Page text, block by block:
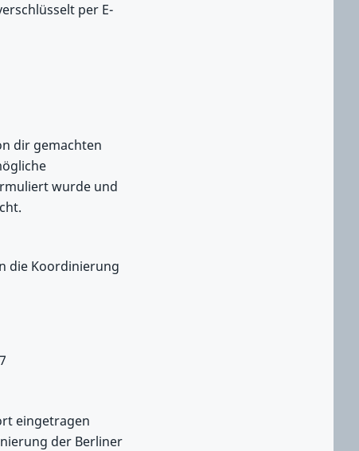
per E-
dir gemachten
wurde und
die Koordinierung
eingetragen
der Berliner